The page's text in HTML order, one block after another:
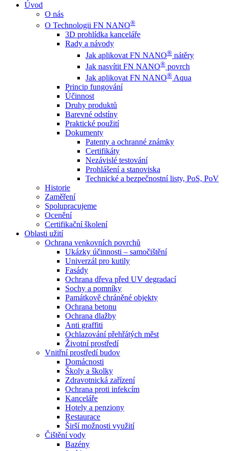
Úvod
O nás
O Technologii FN NANO®
3D prohlídka kanceláře
Rady a návody
Jak aplikovat FN NANO® nátěry
Jak nasvítit FN NANO® povrch
Jak aplikovat FN NANO® Aqua
Princip fungování
Účinnost
Druhy produktů
Barevné odstíny
Praktické použití
Dokumenty
Patenty a ochranné známky
Certifikáty
Nezávislé testování
Prohlášení a stanoviska
Technické a bezpečnostní listy, PoS, PoV
Historie
Zaměření
Spolupracujeme
Ocenění
Certifikační školení
Oblasti užití
Ochrana venkovních povrchů
Ukázky účinnosti – samočištění
Univerzál pro kutily
Fasády
Ochrana dřeva před UV degradací
Sochy a pomníky
Památkově chráněné objekty
Ochrana betonu
Ochrana dlažby
Anti graffiti
Ochlazování přehřátých měst
Životní prostředí
Vnitřní prostředí budov
Domácnosti
Školy a školky
Zdravotnická zařízení
Ochrana proti infekcím
Kanceláře
Hotely a penziony
Restaurace
Širší možnosti využití
Čištění vody
Bazény